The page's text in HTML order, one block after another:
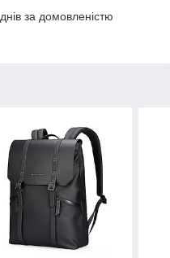
за домовленістю